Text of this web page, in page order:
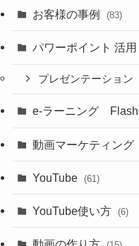
お客様の事例 (83)
パワーポイント 活用
プレゼンテーション
e-ラーニング Flash
動画マーケティング
YouTube (61)
YouTube使い方 (6)